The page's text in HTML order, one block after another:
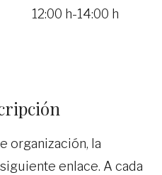
12:00 h-14:00 h
organización, la
enlace. A cada